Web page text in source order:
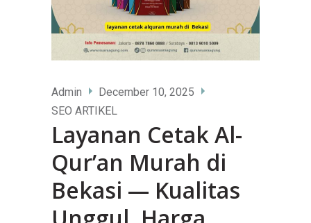
Admin
December 10, 2025
SEO ARTIKEL
Layanan Cetak Al-
Qur’an Murah di
Bekasi — Kualitas